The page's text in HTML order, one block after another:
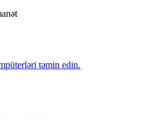
təmin edin.